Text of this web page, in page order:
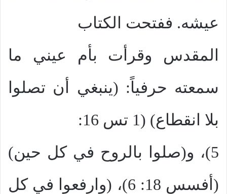
عيشه. ففتحت الكتاب
المقدس وقرأت بأم عيني ما
سمعته حرفياً: (ينبغي أن تصلوا
بلا انقطاع) (1 تس 16:
5)، و(صلوا بالروح في كل حين)
(أفسس 18: 6)، (وارفعوا في كل